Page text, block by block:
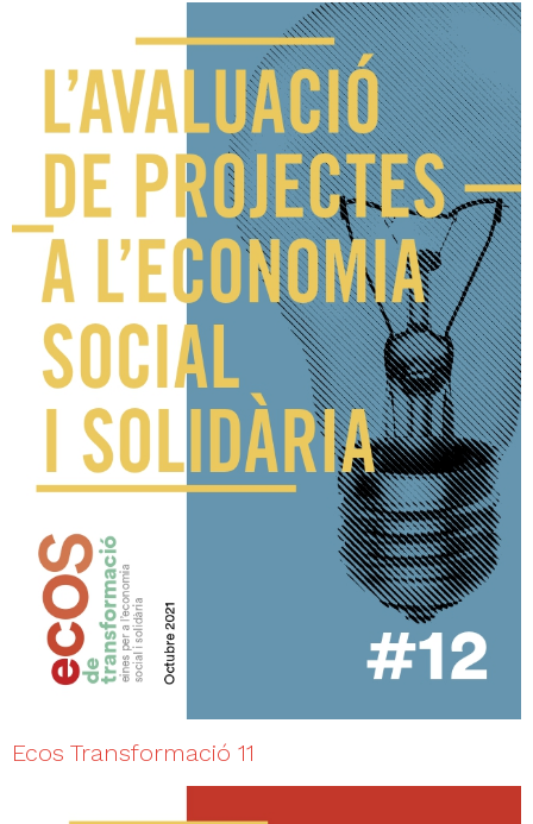
Ecos Transformació 11